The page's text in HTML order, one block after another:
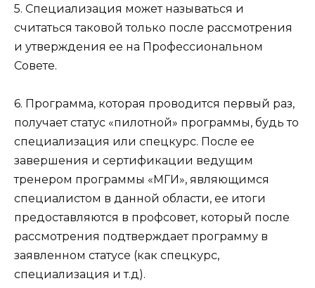
5. Специализация может называться и
считаться таковой только после рассмотрения
и утверждения ее на Профессиональном
Совете.
6. Программа, которая проводится первый раз,
получает статус «пилотной» программы, будь то
специализация или спецкурс. После ее
завершения и сертификации ведущим
тренером программы «МГИ», являющимся
специалистом в данной области, ее итоги
предоставляются в профсовет, который после
рассмотрения подтверждает программу в
заявленном статусе (как спецкурс,
специализация и т.д).